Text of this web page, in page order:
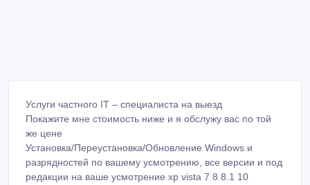
сохранения информации) +активация и драйверы, на
нетбуки, ноутбуки, ультрабуки, моноблоки и
персональный компьютер
Удаление лечение чистка вирусов, операционной
системе
Удаление баннера, СМС-вымогателей, блокировщиков-